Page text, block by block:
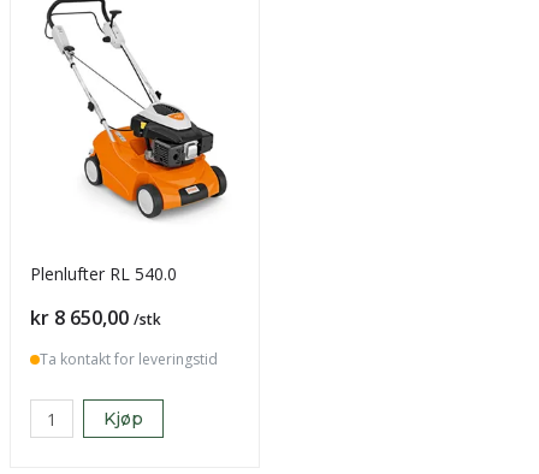
Plenlufter RL 540.0
Pris
kr 8 650,00 /stk
Ta kontakt for leveringstid
Kjøp